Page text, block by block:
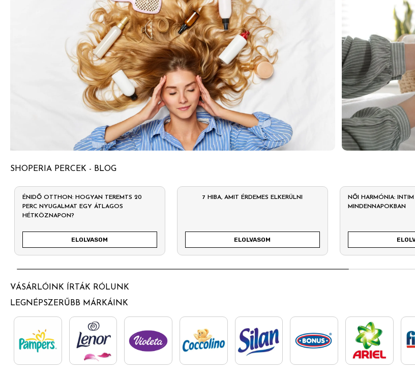
SHOPERIA PERCEK - BLOG
ÉNIDŐ OTTHON: HOGYAN TEREMTS 20
PERC NYUGALMAT EGY ÁTLAGOS
HÉTKÖZNAPON?
ELOLVASOM
7 HIBA, AMIT ÉRDEMES ELKERÜLNI
ELOLVASOM
NŐI HARMÓNIA:
MINDENNAPOKBAN
VÁSÁRLÓINK ÍRTÁK RÓLUNK
LEGNÉPSZERŰBB MÁRKÁINK